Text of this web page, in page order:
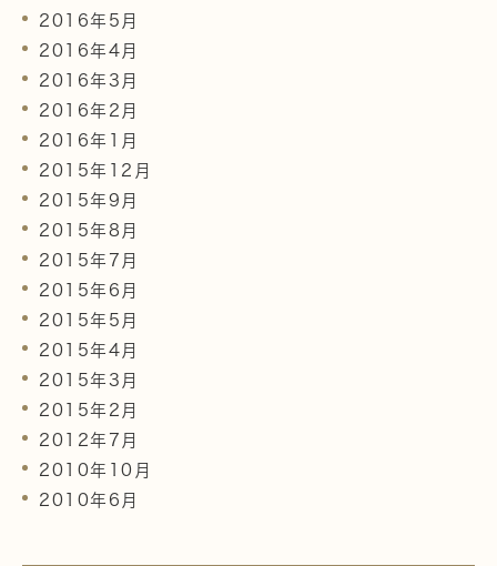
2016年5月
2016年4月
2016年3月
2016年2月
2016年1月
2015年12月
2015年9月
2015年8月
2015年7月
2015年6月
2015年5月
2015年4月
2015年3月
2015年2月
2012年7月
2010年10月
2010年6月